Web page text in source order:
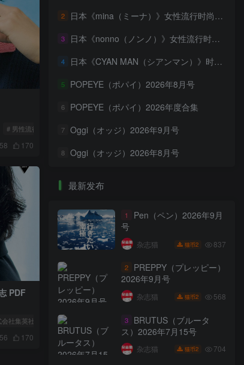
# 男性流行时尚杂志 # Snow Man
170
PDF
社集英社 # 男性流行时尚杂志 # UOMO（ウオモ）
170
2 日本《mina（ミーナ）》女性流行时尚杂志 PDF电子版【2026年·全年订阅】
3 日本《nonno（ノンノ）》女性流行时尚资讯杂志 PDF电子版【2026年·全年订阅】
4 日本《CYAN MAN（シアンマン）》时髦发妆服饰流行杂志 PDF电子版【2026年·全年订阅】
5 POPEYE（ポパイ）2026年8月号
6 POPEYE（ポパイ）2026年度合集
7 Oggi（オッジ）2026年9月号
8 Oggi（オッジ）2026年8月号
最新发布
1
Pen（ペン）2026年9月
号
杂志猫 猫币2 837
2
PREPPY（プレッピー）
2026年9月号
杂志猫 猫币2 568
3
BRUTUS（ブルータ
ス）2026年7月15号
杂志猫 猫币2 704